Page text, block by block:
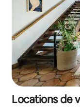
Locations de